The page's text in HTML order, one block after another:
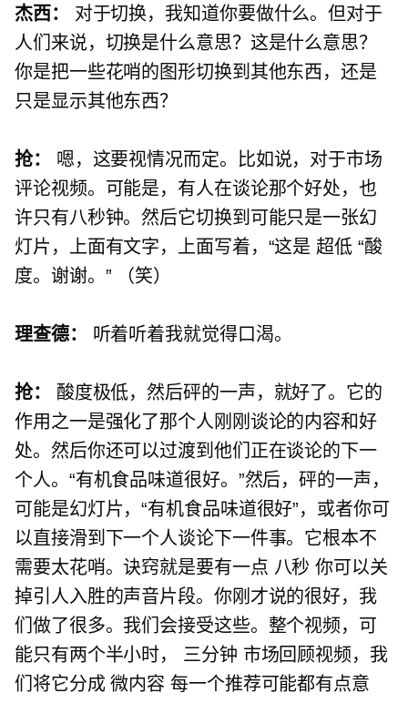
杰西：
对于切换，我知道你要做什么。但对于
人们来说，切换是什么意思？这是什么意思？
你是把一些花哨的图形切换到其他东西，还是
只是显示其他东西？
抢：
嗯，这要视情况而定。比如说，对于市场
评论视频。可能是，有人在谈论那个好处，也
许只有八秒钟。然后它切换到可能只是一张幻
灯片，上面有文字，上面写着，“这是 超低 “酸
度。谢谢。” （笑）
理查德： 听着听着我就觉得口渴。
抢：
酸度极低，然后砰的一声，就好了。它的
作用之一是强化了那个人刚刚谈论的内容和好
处。然后你还可以过渡到他们正在谈论的下一
个人。“有机食品味道很好。”然后，砰的一声，
可能是幻灯片，“有机食品味道很好”，或者你可
以直接滑到下一个人谈论下一件事。它根本不
需要太花哨。诀窍就是要有一点 八秒 你可以关
掉引人入胜的声音片段。你刚才说的很好，我
们做了很多。我们会接受这些。整个视频，可
能只有两个半小时， 三分钟 市场回顾视频，我
们将它分成微内容 每一个推荐可能都有点意